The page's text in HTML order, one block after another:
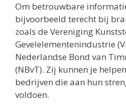
Om betrouwbare
bijvoorbeeld terecht bij
zoals de Vereniging
Gevelelementenindustrie
Nederlandse Bond van
(NBvT). Zij kunnen je
bedrijven die aan hun
voldoen.